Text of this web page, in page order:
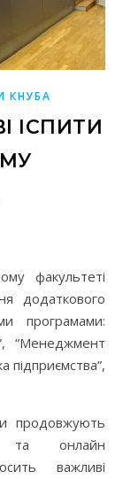
КНУБА
ІСПИТИ
додаткового
програмами:
“Менеджмент
підприємства”,
продовжують
та онлайн
важливі